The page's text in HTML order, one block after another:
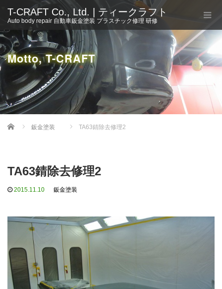
T-CRAFT Co., Ltd. | ティークラフト
Auto body repair 自動車鈑金塗装 プラスチック修理 研修
Motto, T-CRAFT
Home 鈑金塗装 TA63錆除去修理2
TA63錆除去修理2
2015.11.10 鈑金塗装